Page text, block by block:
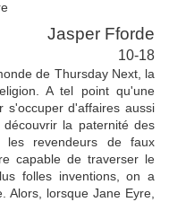
Jasper Fforde
10-18
de Thursday Next, la
A tel point qu'une
s'occuper d'affaires aussi
la paternité des
les revendeurs de faux
capable de traverser le
folles inventions, on a
Alors, lorsque Jane Eyre,